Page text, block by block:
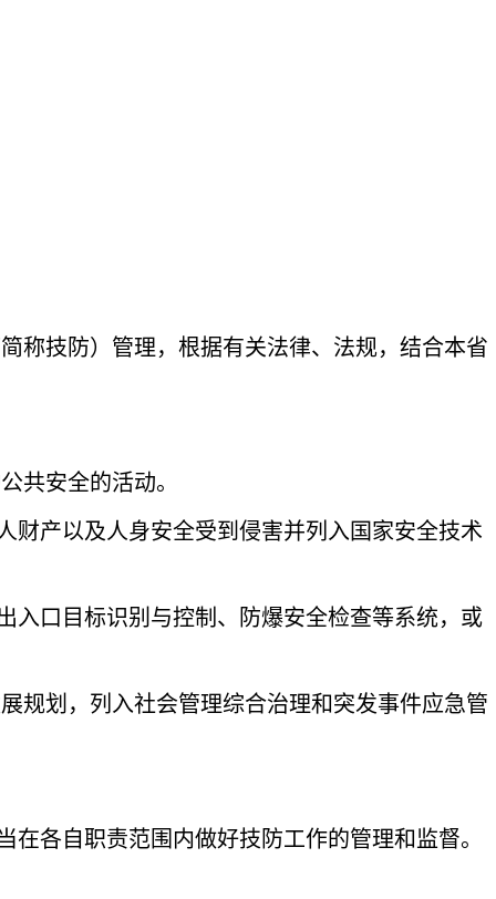
称技防）管理，根据有关法律、法规，结合本省
共安全的活动。
财产以及人身安全受到侵害并列入国家安全技术
入口目标识别与控制、防爆安全检查等系统，或
规划，列入社会管理综合治理和突发事件应急管
各自职责范围内做好技防工作的管理和监督。